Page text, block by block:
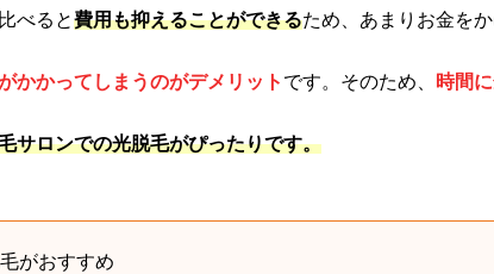
べると費用も抑えることができるため、あまりお金を
かかってしまうのがデメリット です。そのため、 時間
サロンでの光脱毛がぴったりです。
がおすすめ